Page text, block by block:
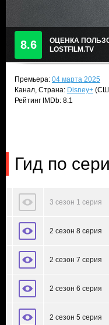
8.6
ОЦЕНКА
LOSTFILM.TV
Премьера: 04 марта 2025
Канал, Страна: Disney+
Рейтинг IMDb: 8.1
Гид по
3 сезон 1 серия
2 сезон 8 серия
2 сезон 7 серия
2 сезон 6 серия
2 сезон 5 серия